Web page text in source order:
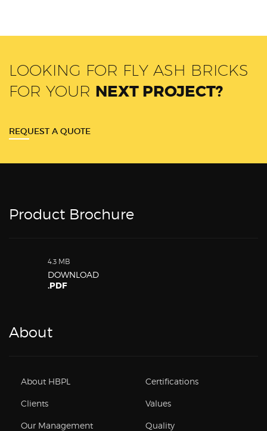
LOOKING FOR FLY ASH BRICKS
FOR YOUR NEXT PROJECT?
REQUEST A QUOTE
Product Brochure
4.3 MB
DOWNLOAD
.PDF
About
About HBPL Certifications
Clients Values
Our Management Quality